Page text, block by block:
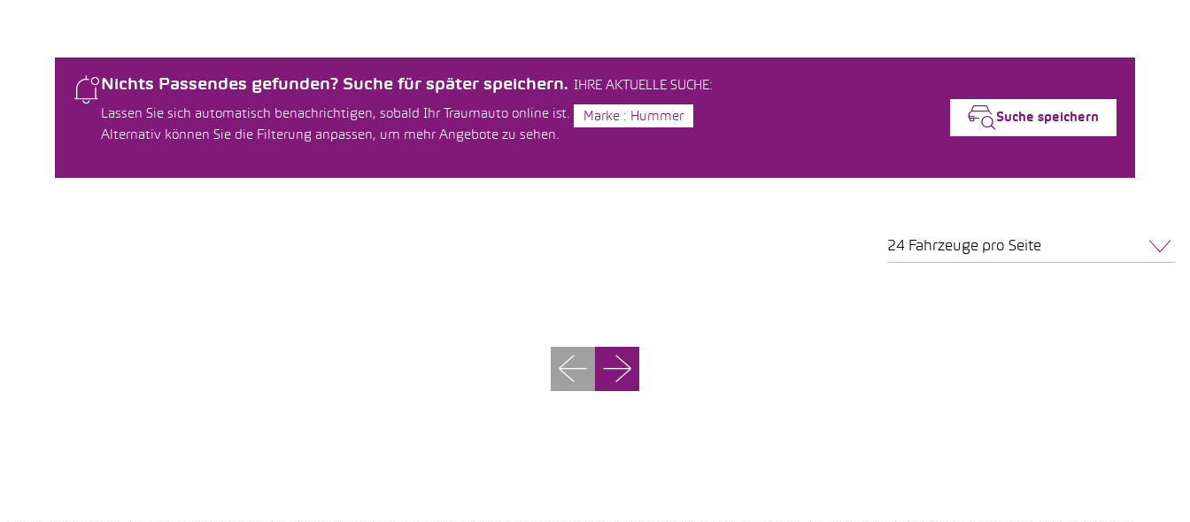
Nichts Passendes gefunden? Suche für später speichern.
Lassen Sie sich automatisch benachrichtigen, sobald Ihr Traumauto online ist.
Alternativ können Sie die Filterung anpassen, um mehr Angebote zu sehen.
IHRE AKTUELLE SUCHE:
Marke : Hummer Suche speichern
24 Fahrzeuge pro Seite